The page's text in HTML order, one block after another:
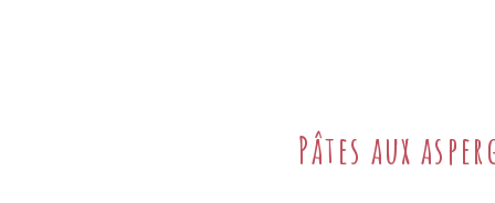
Pâtes aux